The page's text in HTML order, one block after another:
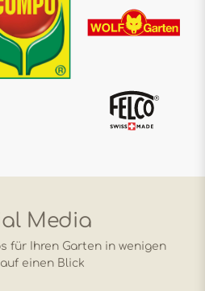
Media
für Ihren Garten in wenigen
einen Blick